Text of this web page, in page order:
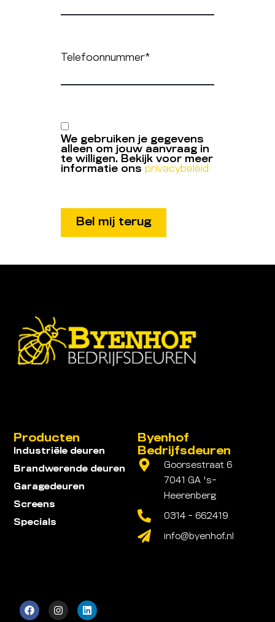
Telefoonnummer*
We gebruiken je gegevens
alleen om jouw aanvraag in
te willigen. Bekijk voor meer
informatie ons privacybeleid
Byenhof
Bedrijfsdeuren
Goorsestraat 6
7041 GA 's-
Heerenberg
0314 - 662419
info@byenhof.nl
Producten
Industriële deuren
Brandwerende deuren
Garagedeuren
Screens
Specials